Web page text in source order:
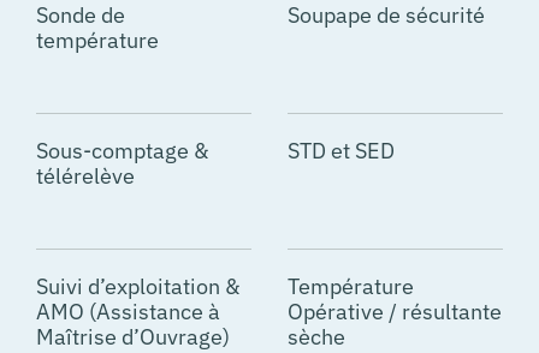
Sonde de
température
Soupape de sécurité
Sous-comptage &
télérelève
STD et SED
Suivi d’exploitation &
AMO (Assistance à
Maîtrise d’Ouvrage)
Température
Opérative / résultante
sèche